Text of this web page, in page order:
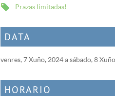
Prazas limitadas!
DATA
venres, 7 Xuño, 2024asábado, 8
HORARIO